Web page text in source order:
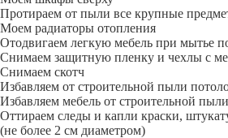
Протираем от пыли все крупные
Моем радиаторы отопления
Отодвигаем легкую мебель при мытье
Снимаем защитную пленку и чехлы с
Снимаем скотч
Избавляем от строительной пыли
Избавляем мебель от строительной пыли
Оттираем следы и капли краски,
(не более 2 см диаметром)